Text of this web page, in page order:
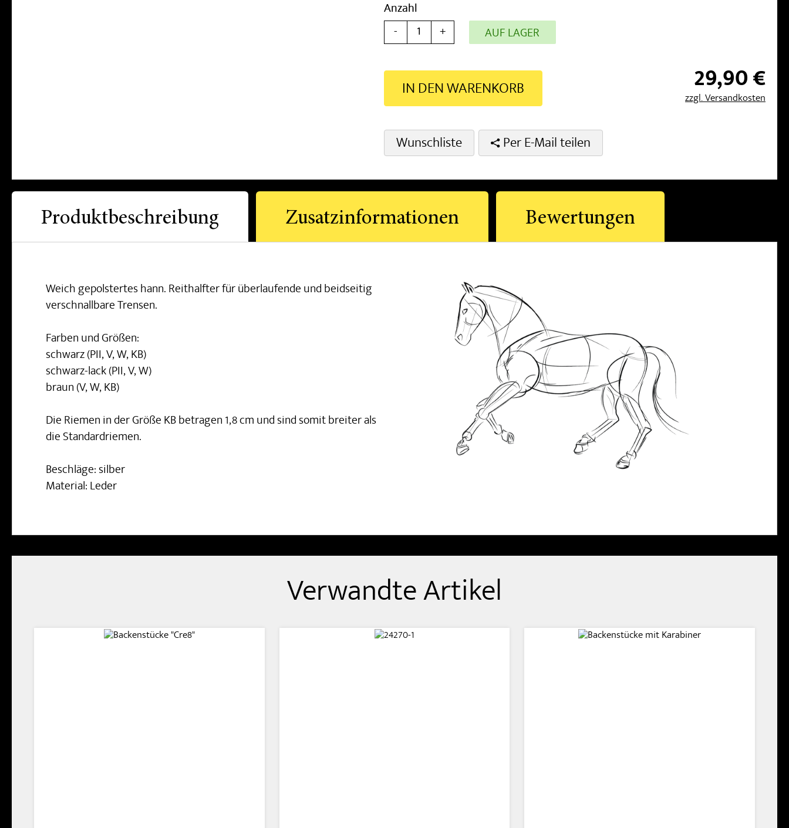
29,90 €
zzgl. Versandkosten
Anzahl
-
+ AUF LAGER
IN DEN WARENKORB
Wunschliste Per E-Mail teilen
Produktbeschreibung
Weich gepolstertes hann. Reithalfter für überlaufende und beidseitig
verschnallbare Trensen.
Farben und Größen:
schwarz (PII, V, W, KB)
schwarz-lack (PII, V, W)
braun (V, W, KB)
Die Riemen in der Größe KB betragen 1,8 cm und sind somit breiter als
die Standardriemen.
Beschläge: silber
Material: Leder
Zusatzinformationen Bewertungen
Verwandte Artikel